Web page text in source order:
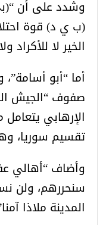
وشدد على أن
(ب ي د) قوة
الخير لا للأكراد
أما “أبو
صفوف “الجيش
الإرهابي
تقسيم سوريا،
وأضاف “أهالي
سنحررهم، ولن
المدينة ملاذا